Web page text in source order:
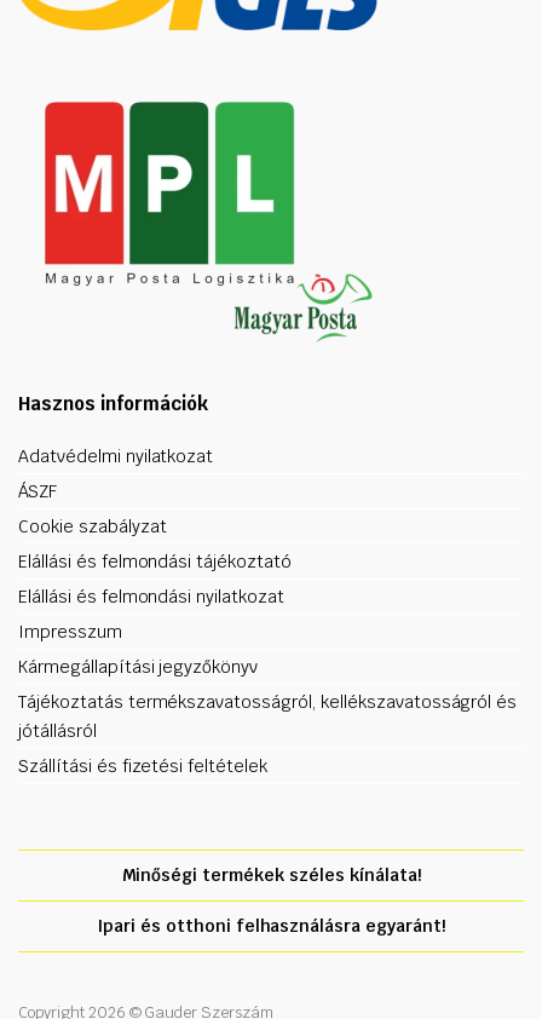
Hasznos információk
Adatvédelmi nyilatkozat
ÁSZF
Cookie szabályzat
Elállási és felmondási tájékoztató
Elállási és felmondási nyilatkozat
Impresszum
Kármegállapítási jegyzőkönyv
Tájékoztatás termékszavatosságról, kellékszavatosságról és
jótállásról
Szállítási és fizetési feltételek
Minőségi termékek széles kínálata!
Ipari és otthoni felhasználásra egyaránt!
Copyright 2026 © Gauder Szerszám